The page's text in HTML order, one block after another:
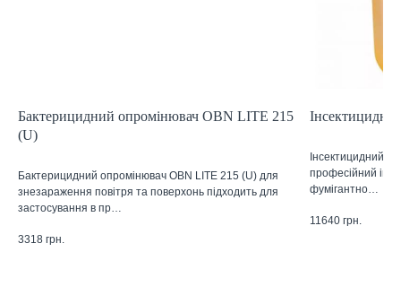
Бактерицидний опромінювач OBN LITE 215
(U)
Бактерицидний опромінювач OBN LITE 215 (U) для
знезараження повітря та поверхонь підходить для
застосування в пр…
3318 грн.
Інсектицидний
професійний
фумігантно…
11640 грн.